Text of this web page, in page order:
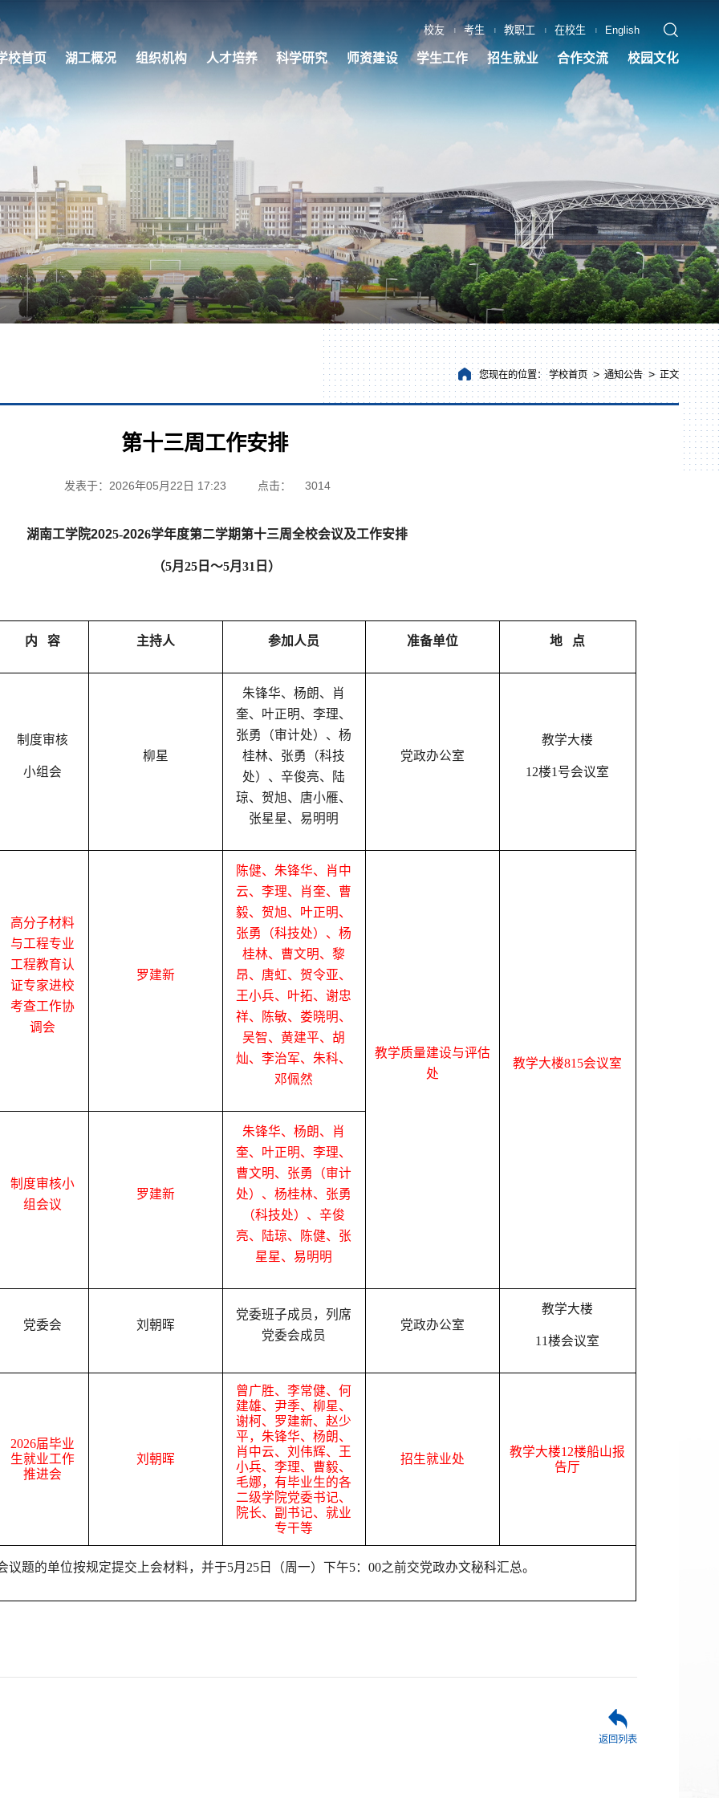
校友 | 考生 | 教职工 | 在校生 | English
校首页 湖工概况 组织机构 人才培养 科学研究 师资建设 学生工作 招生就业 合作交流 校园文化
您现在的位置：学校首页 > 通知公告 > 正文
第十三周工作安排
发表于：2026年05月22日 17:23 点击： 3014
湖南工学院2025-2026学年度第二学期第十三周全校会议及工作安排
（5月25 日～5月31日 ）
内 容 主持人 参加人员 准备单位 地 点
制度审核
小组会
柳星
朱锋华、杨朗、肖
奎、叶正明、李理、
张勇（审计处）、杨
桂林、张勇（科技
处）、辛俊亮、陆
琼、贺旭、唐小雁、
张星星、易明明
党政办公室
教学大楼
12楼1号会议室
高分子材料
与工程专业
工程教育认
证专家进校
考查工作协
调会
罗建新
陈健、朱锋华、肖中
云、李理、肖奎、曹
毅、贺旭、叶正明、
张勇（科技处）、杨
桂林、曹文明、黎
昂、唐虹、贺令亚、
王小兵、叶拓、谢忠
祥、陈敏、娄晓明、
吴智、黄建平、胡
灿、李治军、朱科、
邓佩然
教学质量建设与评估
处
教学大楼815会议室
制度审核小
组会议
罗建新
朱锋华、杨朗、肖
奎、叶正明、李理、
曹文明、张勇（审计
处）、杨桂林、张勇
（科技处）、辛俊
亮、陆琼、陈健、张
星星、易明明
党委会 刘朝晖
党委班子成员，列席
党委会成员
党政办公室
教学大楼
11楼会议室
2026届毕业
生就业工作
推进会
刘朝晖
曾广胜、李常健、何
建雄、尹季、柳星、
谢柯、罗建新、赵少
平，朱锋华、杨朗、
肖中云、刘伟辉、王
小兵、李理、曹毅、
毛娜，有毕业生的各
二级学院党委书记、
院长、副书记、就业
专干等
招生就业处
教学大楼12楼船山报
告厅
议题的单位按规定提交上会材料，并于5月25日（周一）下午5：00之前交党政办文秘科汇总。
返回列表